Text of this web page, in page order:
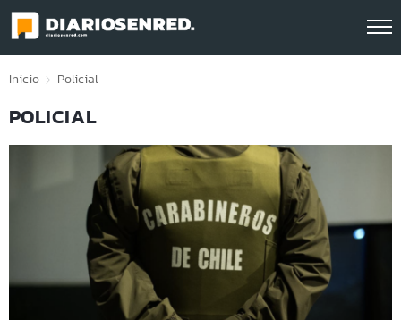
Click acá para ir directamente al contenido
Inicio Policial
POLICIAL